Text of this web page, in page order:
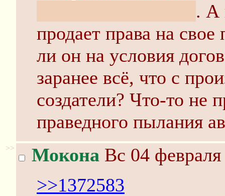
. А
продает права на свое
ли он на условия
заранее всё, что с
создатели? Что-то не
праведного пылания
>> Мокона Вс 04
>>1372583